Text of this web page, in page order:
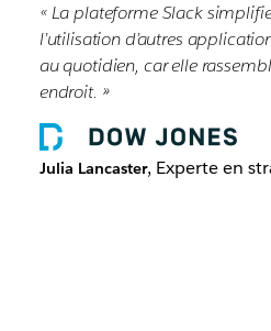
« La plateforme Slack
l’utilisation d’autres
au quotidien, car elle
endroit. »
Julia Lancaster, Experte en